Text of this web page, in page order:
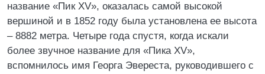
название «Пик XV», оказалась самой высокой
вершиной и в 1852 году была установлена ее высота
– 8882 метра. Четыре года спустя, когда искали
более звучное название для «Пика XV»,
вспомнилось имя Георга Эвереста, руководившего с